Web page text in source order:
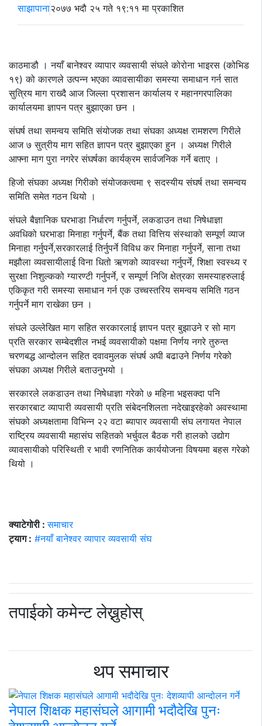
साझापाना२०७७ भदौ २५ गते १९:११ मा प्रकाशित
काठमाडौ । नयाँ बानेश्वर व्यापार व्यवसायी संघले कोरोना भाइरस (कोभिड
१९) को कारणले उत्पन्न भएका व्यावसायीका समस्या समाधान गर्न सात
सुत्रिय माग राख्दै आज जिल्ला प्रशासन कार्यालय र महानगरपालिका
कार्यालयमा ज्ञापन पत्र बुझाएका छन ।
संघर्ष तथा समन्वय समिति संयोजक तथा संघका अध्यक्ष रामशरण गिरीले
आज ७ सुत्रीय माग सहित ज्ञापन पत्र बुझाएका हुन । अध्यक्ष गिरीले
आफ्ना माग पुरा नगरेर संघर्षका कार्यक्रम सार्वजनिक गर्ने बताए ।
हिजो संघका अध्यक्ष गिरीको संयोजकत्वमा ९ सदस्यीय संघर्ष तथा समन्वय
समिति समेत गठन थियो ।
संघले बैज्ञानिक घरभाडा निर्धारण गर्नुपर्ने, लकडाउन तथा निषेधाज्ञा
अवधिको घरभाडा मिनाहा गर्नुपर्ने, बैंक तथा वित्तिय संस्थाको सम्पूर्ण व्याज
मिनाहा गर्नुपर्ने,सरकारलाई तिर्नुपर्ने विविध कर मिनाहा गर्नुपर्ने, साना तथा
मझौला व्यवसायीलाई विना धितो ऋणको व्यावस्था गर्नुपर्ने, शिक्षा स्वस्थ्य र
सुरक्षा निशुल्कको ग्यारण्टी गर्नुपर्ने, र सम्पूर्ण निजि क्षेत्रका समस्याहरुलाई
एकिकृत गरी समस्या समाधान गर्न एक उच्चस्तरिय समन्वय समिति गठन
गर्नुपर्ने माग राखेका छन ।
संघले उल्लेखित माग सहित सरकारलाई ज्ञापन पत्र बुझाउने र सो माग
प्रति सरकार सम्बेदशील नभई व्यवसायीको पक्षमा निर्णय नगरे तुरुन्त
चरणबद्ध आन्दोलन सहित दवावमुलक संघर्ष अघी बढाउने निर्णय गरेको
संघका अध्यक्ष गिरीले बताउनुभयो ।
सरकारले लकडाउन तथा निषेधाज्ञा गरेको ७ महिना भइसक्दा पनि
सरकारबाट व्यापारी व्यवसायी प्रति संबेदनशिलता नदेखाइरहेको अवस्थामा
संघको अध्यक्षतामा विभिन्न २२ वटा ब्यापार व्यवसायी संघ लगायत नेपाल
राष्ट्रिय व्यवसायी महासंघ सहितको भर्चुवल बैठक गरी हालको उद्योग
व्यावसायीको परिस्थिती र भावी रणनितिक कार्ययोजना विषयमा बहस गरेको
थियो ।
क्याटेगोरी :समाचार
ट्याग : #नयाँ बानेश्वर व्यापार व्यवसायी संघ
तपाईको कमेन्ट लेख्नुहोस्
थप समाचार
नेपाल शिक्षक महासंघले आगामी भदौदेखि पुनः